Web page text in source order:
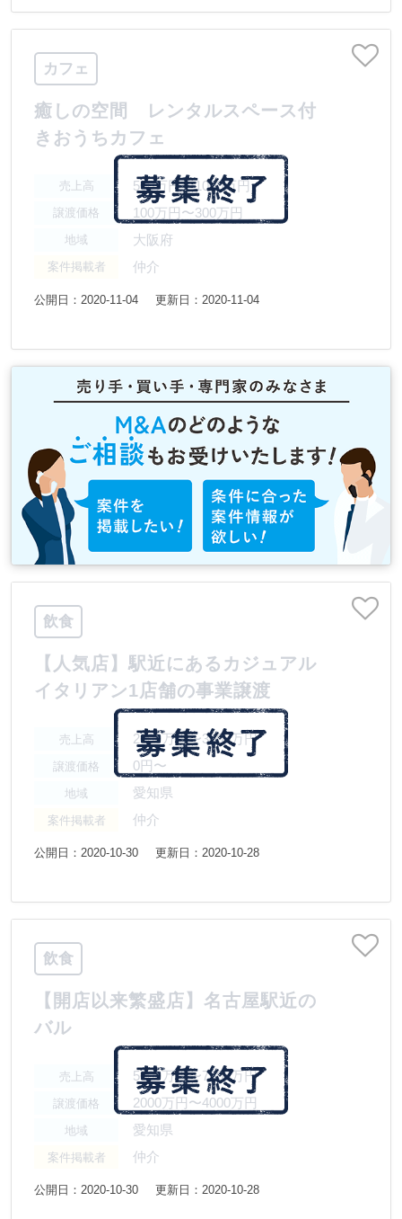
カフェ
癒しの空間 レンタルスペース付
きおうちカフェ
売上高 500万円〜1000万円
譲渡価格 100万円〜300万円
地域 大阪府
案件掲載者 仲介
公開日：2020-11-04 更新日：2020-11-04
飲食
【人気店】駅近にあるカジュアル
イタリアン1店舗の事業譲渡
売上高 2000万円〜3000万円
譲渡価格 0円〜
地域 愛知県
案件掲載者 仲介
公開日：2020-10-30 更新日：2020-10-28
飲食
【開店以来繁盛店】名古屋駅近の
バル
売上高 5000万円〜7500万円
譲渡価格 2000万円〜4000万円
地域 愛知県
案件掲載者 仲介
公開日：2020-10-30 更新日：2020-10-28